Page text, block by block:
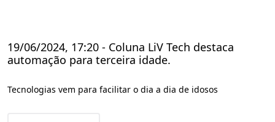
19/06/2024, 17:20 - Coluna LiV Tech destaca
automação para terceira idade.
Tecnologias vem para facilitar o dia a dia de idosos